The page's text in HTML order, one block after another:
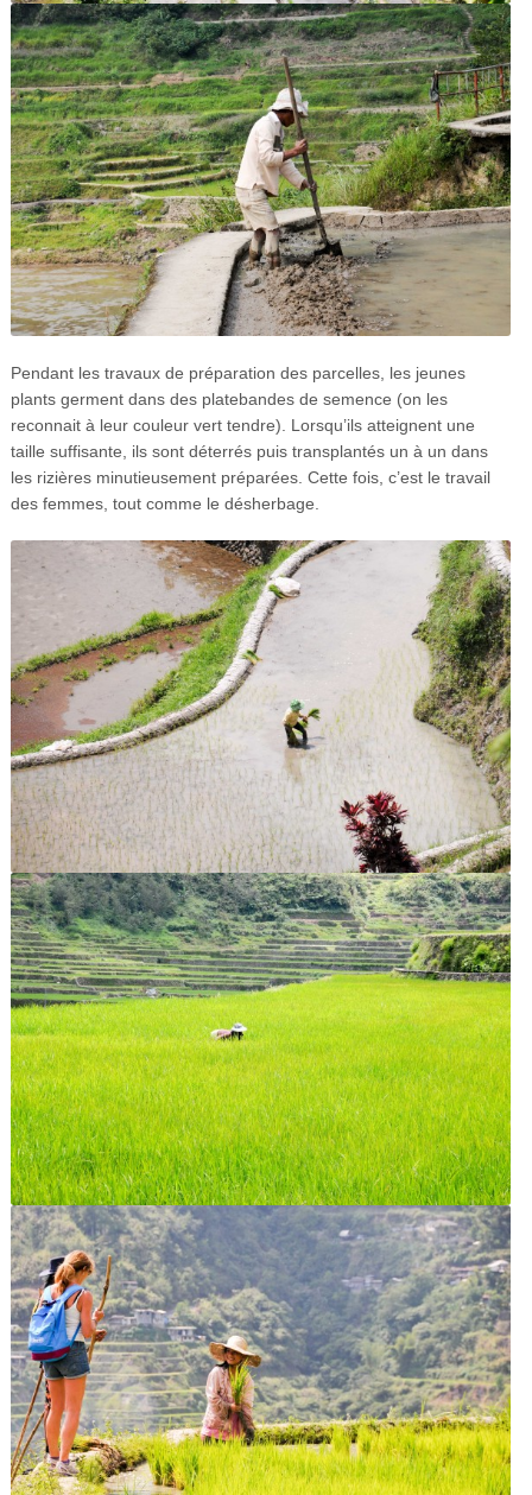
Pendant les travaux de préparation des parcelles, les jeunes
plants germent dans des platebandes de semence (on les
reconnait à leur couleur vert tendre). Lorsqu’ils atteignent une
taille suffisante, ils sont déterrés puis transplantés un à un dans
les rizières minutieusement préparées. Cette fois, c’est le travail
des femmes, tout comme le désherbage.